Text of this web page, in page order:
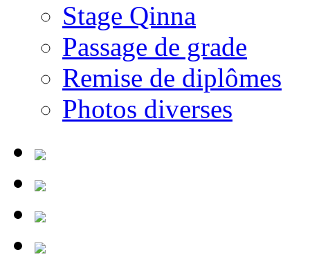
Stage Qinna
Passage de grade
Remise de diplômes
Photos diverses